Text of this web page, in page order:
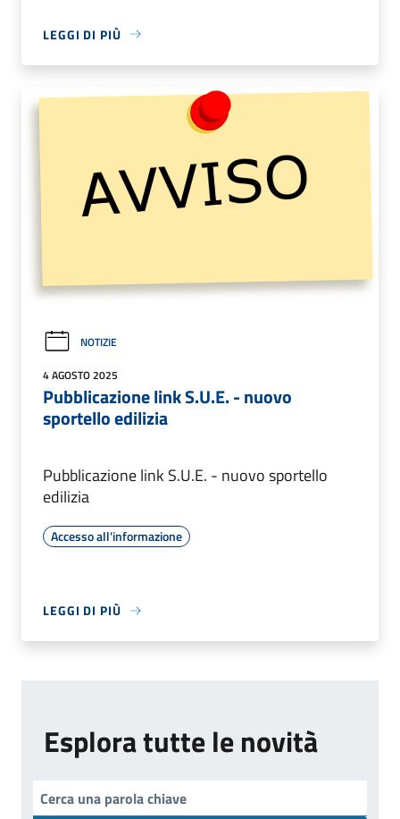
LEGGI DI PIÙ
NOTIZIE
4 AGOSTO 2025
Pubblicazione link S.U.E. - nuovo
sportello edilizia
Pubblicazione link S.U.E. - nuovo sportello
edilizia
Accesso all'informazione
LEGGI DI PIÙ
Esplora tutte le novità